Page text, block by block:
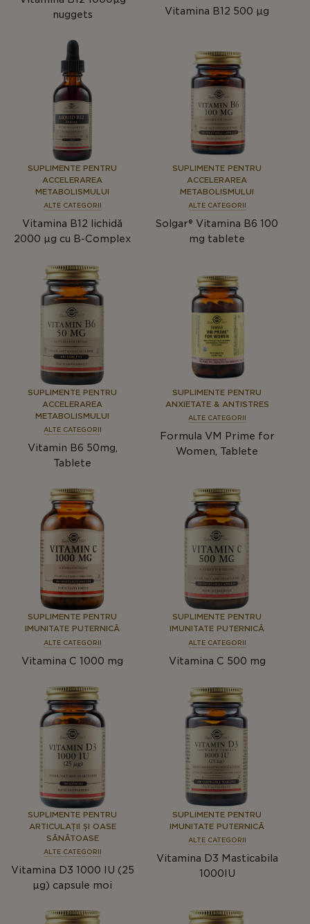
nuggets
Vitamina B12 500 µg
SUPLIMENTE PENTRU
ACCELERAREA
METABOLISMULUI
ALTE CATEGORII
Vitamina B12 lichidă
2000 µg cu B-Complex
SUPLIMENTE PENTRU
ACCELERAREA
METABOLISMULUI
ALTE CATEGORII
Solgar® Vitamina B6 100
mg tablete
SUPLIMENTE PENTRU
ACCELERAREA
METABOLISMULUI
ALTE CATEGORII
Vitamin B6 50mg,
Tablete
SUPLIMENTE PENTRU
ANXIETATE & ANTISTRES
ALTE CATEGORII
Formula VM Prime for
Women, Tablete
SUPLIMENTE PENTRU
IMUNITATE PUTERNICĂ
ALTE CATEGORII
Vitamina C 1000 mg
SUPLIMENTE PENTRU
IMUNITATE PUTERNICĂ
ALTE CATEGORII
Vitamina C 500 mg
SUPLIMENTE PENTRU
ARTICULAȚII ȘI OASE
SĂNĂTOASE
ALTE CATEGORII
Vitamina D3 1000 IU (25
μg) capsule moi
SUPLIMENTE PENTRU
IMUNITATE PUTERNICĂ
ALTE CATEGORII
Vitamina D3 Masticabila
1000IU